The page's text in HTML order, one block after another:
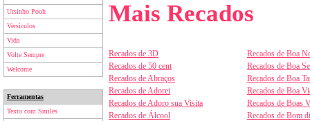
Ursinho Pooh
Versículos
Vida
Volte Sempre
Welcome
Ferramentas
Texto com Smiles
Mais Recados
Recados de 3D
Recados de 50 cent
Recados de Abraços
Recados de Adorei
Recados de Adoro sua Visita
Recados de Álcool
Recados de Boa
Recados de Boa
Recados de Boa
Recados de Boa
Recados de Boas
Recados de Bom